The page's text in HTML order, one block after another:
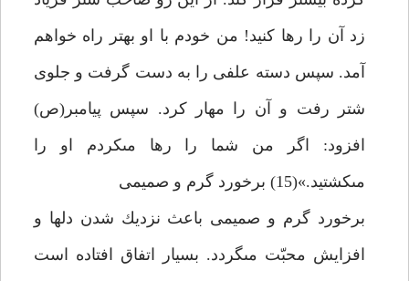
زد آن را رها كنيد! من خودم با او بهتر راه خواهم
آمد. سپس دسته علفى را به دست گرفت و جلوى
شتر رفت و آن را مهار كرد. سپس پيامبر(ص)
افزود: اگر من شما را رها مى‏كردم او را
مى‏كشتيد.»(15) برخورد گرم و صميمى
برخورد گرم و صميمى باعث نزديك شدن دل‏ها و
افزايش محبّت مى‏گردد. بسيار اتفاق افتاده است